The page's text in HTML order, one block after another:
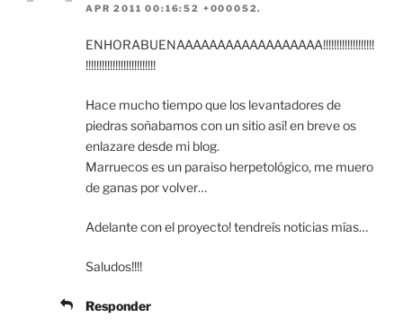
APR 2011 00:16:52 +000052.
ENHORABUENAAAAAAAAAAAAAAAAAA!!!!!!!!!!!!!!!!!!!
!!!!!!!!!!!!!!!!!!!!!!!!!!
Hace mucho tiempo que los levantadores de
piedras soñabamos con un sitio así! en breve os
enlazare desde mi blog.
Marruecos es un paraiso herpetológico, me muero
de ganas por volver…
Adelante con el proyecto! tendreís noticias mías…
Saludos!!!!
Responder